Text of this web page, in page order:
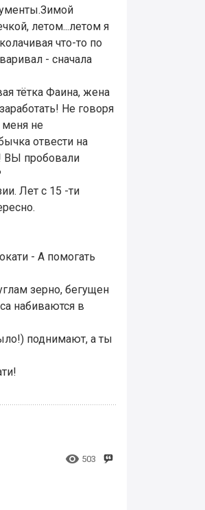
летом...летом я
что-то по
- сначала
тётка Фаина, жена
Не говоря
не
отвести на
ВЫ пробовали
Лет с 15 -ти
- А помогать
зерно, бегущен
набиваются в
поднимают, а ты
 503